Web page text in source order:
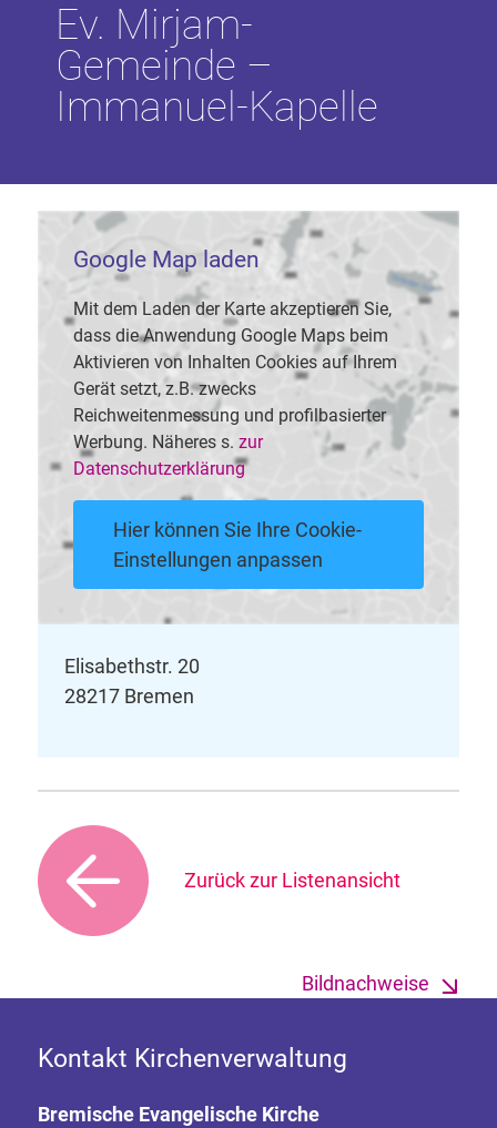
Ev. Mirjam-
Gemeinde –
Immanuel-Kapelle
Google Map laden
Mit dem Laden der Karte akzeptieren Sie,
dass die Anwendung Google Maps beim
Aktivieren von Inhalten Cookies auf Ihrem
Gerät setzt, z.B. zwecks
Reichweitenmessung und profilbasierter
Werbung. Näheres s. zur
Datenschutzerklärung
Hier können Sie Ihre Cookie-
Einstellungen anpassen
Elisabethstr. 20
28217 Bremen
Zurück zur Listenansicht
Bildnachweise
Kontakt Kirchenverwaltung
Bremische Evangelische Kirche